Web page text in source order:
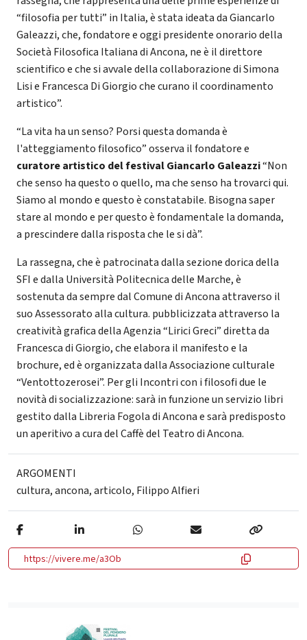
“filosofia per tutti” in Italia, è stata ideata da Giancarlo
Galeazzi, che, fondatore e oggi presidente onorario della
Società Filosofica Italiana di Ancona, ne è il direttore
scientifico e che si avvale della collaborazione di Simona
Lisi e Francesca Di Giorgio che curano il coordinamento
artistico”.
“La vita ha un senso? Porsi questa domanda è
l'atteggiamento filosofico” osserva il fondatore e
curatore artistico del festival Giancarlo Galeazzi“Non
che senso ha questo o quello, ma che senso ha trovarci qui.
Siamo al mondo e questo è constatabile. Bisogna saper
stare al mondo e per questo è fondamentale la domanda,
a prescindere dalla risposta che le si dà”.
La rassegna, che è patrocinata dalla sezione dorica della
SFI e dalla Università Politecnica delle Marche, è
sostenuta da sempre dal Comune di Ancona attraverso il
suo Assessorato alla cultura. pubblicizzata attraverso la
creatività grafica della Agenzia “Lirici Greci” diretta da
Francesca di Giorgio, che elabora il manifesto e la
brochure, ed è organizzata dalla Associazione culturale
“Ventottozerosei”. Per gli Incontri con i filosofi due le
novità di socializzazione: sarà in funzione un servizio libri
gestito dalla Libreria Fogola di Ancona e sarà predisposto
un aperitivo a cura del Caffè del Teatro di Ancona.
ARGOMENTI
cultura,ancona,articolo, Filippo Alfieri
https://vivere.me/a3Ob